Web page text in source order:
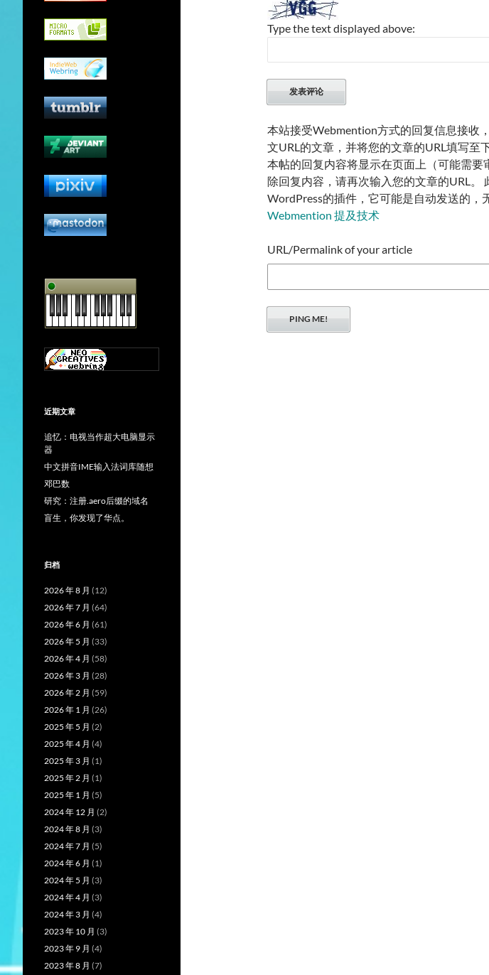
Type the text displayed above:
本站接受Webmention方式的回复信息接收
文URL的文章，并将您的文章的URL填写至
本帖的回复内容将显示在页面上（可能需要
除回复内容，请再次输入您的文章的URL。
WordPress的插件，它可能是自动发送的，
Webmention 提及技术
URL/Permalink of your article
近期文章
追忆：电视当作超大电脑显示
器
中文拼音IME输入法词库随想
邓巴数
研究：注册.aero后缀的域名
盲生，你发现了华点。
归档
2026 年 8 月 (12)
2026 年 7 月 (64)
2026 年 6 月 (61)
2026 年 5 月 (33)
2026 年 4 月 (58)
2026 年 3 月 (28)
2026 年 2 月 (59)
2026 年 1 月 (26)
2025 年 5 月 (2)
2025 年 4 月 (4)
2025 年 3 月 (1)
2025 年 2 月 (1)
2025 年 1 月 (5)
2024 年 12 月 (2)
2024 年 8 月 (3)
2024 年 7 月 (5)
2024 年 6 月 (1)
2024 年 5 月 (3)
2024 年 4 月 (3)
2024 年 3 月 (4)
2023 年 10 月 (3)
2023 年 9 月 (4)
2023 年 8 月 (7)